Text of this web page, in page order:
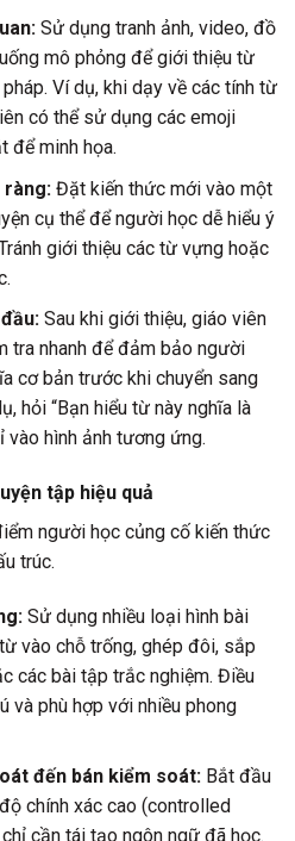
Sử dụng tranh ảnh, video, đồ
mô phỏng để giới thiệu từ
Ví dụ, khi dạy về các tính từ
có thể sử dụng các emoji
để minh họa.
ràng:Đặt kiến thức mới vào một
cụ thể để người học dễ hiểu ý
giới thiệu các từ vựng hoặc
Sau khi giới thiệu, giáo viên
tra nhanh để đảm bảo người
cơ bản trước khi chuyển sang
hỏi “Bạn hiểu từ này nghĩa là
vào hình ảnh tương ứng.
tập hiệu quả
người học củng cố kiến thức
trúc.
Sử dụng nhiều loại hình bài
vào chỗ trống, ghép đôi, sắp
các bài tập trắc nghiệm. Điều
và phù hợp với nhiều phong
đến bán kiểm soát:Bắt đầu
chính xác cao (controlled
cần tái tạo ngôn ngữ đã học.